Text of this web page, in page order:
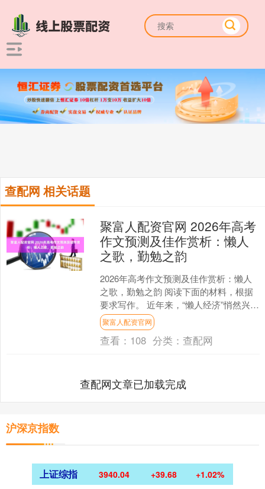
查配网 相关话题
聚富人配资官网 2026年高考
作文预测及佳作赏析：懒人
之歌，勤勉之韵
2026年高考作文预测及佳作赏析：懒人
之歌，勤勉之韵 阅读下面的材料，根据
要求写作。 近年来，“懒人经济”悄然兴
起。只靠说话就能控制的智能家电走进
千家万户，品类....
聚富人配资官网
查看： 108 分类：查配网
查配网文章已加载完成
沪深京指数
上证综指 3940.04 +39.68 +1.02%